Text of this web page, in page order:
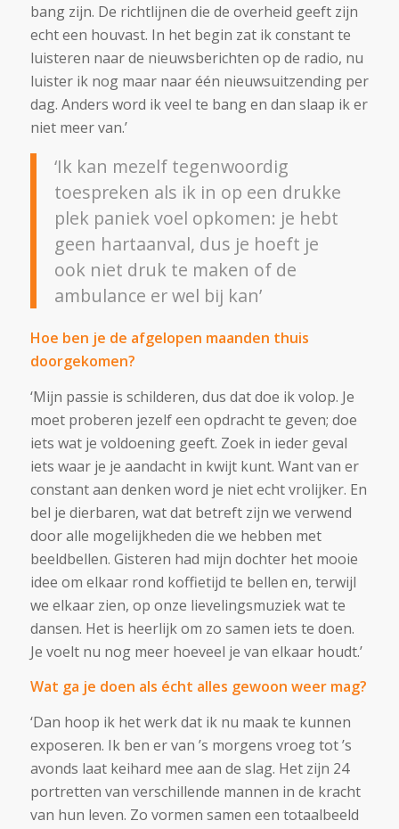
bang zijn. De richtlijnen die de overheid geeft zijn
echt een houvast. In het begin zat ik constant te
luisteren naar de nieuwsberichten op de radio, nu
luister ik nog maar naar één nieuwsuitzending per
dag. Anders word ik veel te bang en dan slaap ik er
niet meer van.’
‘Ik kan mezelf tegenwoordig
toespreken als ik in op een drukke
plek paniek voel opkomen: je hebt
geen hartaanval, dus je hoeft je
ook niet druk te maken of de
ambulance er wel bij kan’
Hoe ben je de afgelopen maanden thuis
doorgekomen?
‘Mijn passie is schilderen, dus dat doe ik volop. Je
moet proberen jezelf een opdracht te geven; doe
iets wat je voldoening geeft. Zoek in ieder geval
iets waar je je aandacht in kwijt kunt. Want van er
constant aan denken word je niet echt vrolijker. En
bel je dierbaren, wat dat betreft zijn we verwend
door alle mogelijkheden die we hebben met
beeldbellen. Gisteren had mijn dochter het mooie
idee om elkaar rond koffietijd te bellen en, terwijl
we elkaar zien, op onze lievelingsmuziek wat te
dansen. Het is heerlijk om zo samen iets te doen.
Je voelt nu nog meer hoeveel je van elkaar houdt.’
Wat ga je doen als écht alles gewoon weer mag?
‘Dan hoop ik het werk dat ik nu maak te kunnen
exposeren. Ik ben er van ’s morgens vroeg tot ’s
avonds laat keihard mee aan de slag. Het zijn 24
portretten van verschillende mannen in de kracht
van hun leven. Zo vormen samen een totaalbeeld